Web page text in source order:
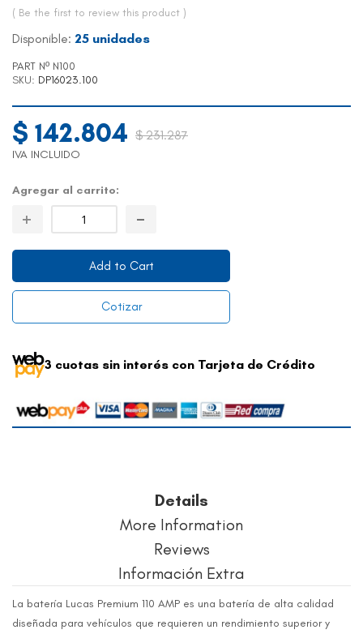
of
images
gallery
Be the first to review this product
Disponible: 25 unidades
PART Nº N100
SKU DP16023.100
$ 142.804 $ 231.287
IVA INCLUIDO
Agregar al carrito
Add to Cart
Cotizar
3 cuotas sin interés con Tarjeta de Crédito
Details
More Information
Reviews
Información Extra
La batería Lucas Premium 110 AMP es una batería de alta calidad
diseñada para vehículos que requieren un rendimiento superior y